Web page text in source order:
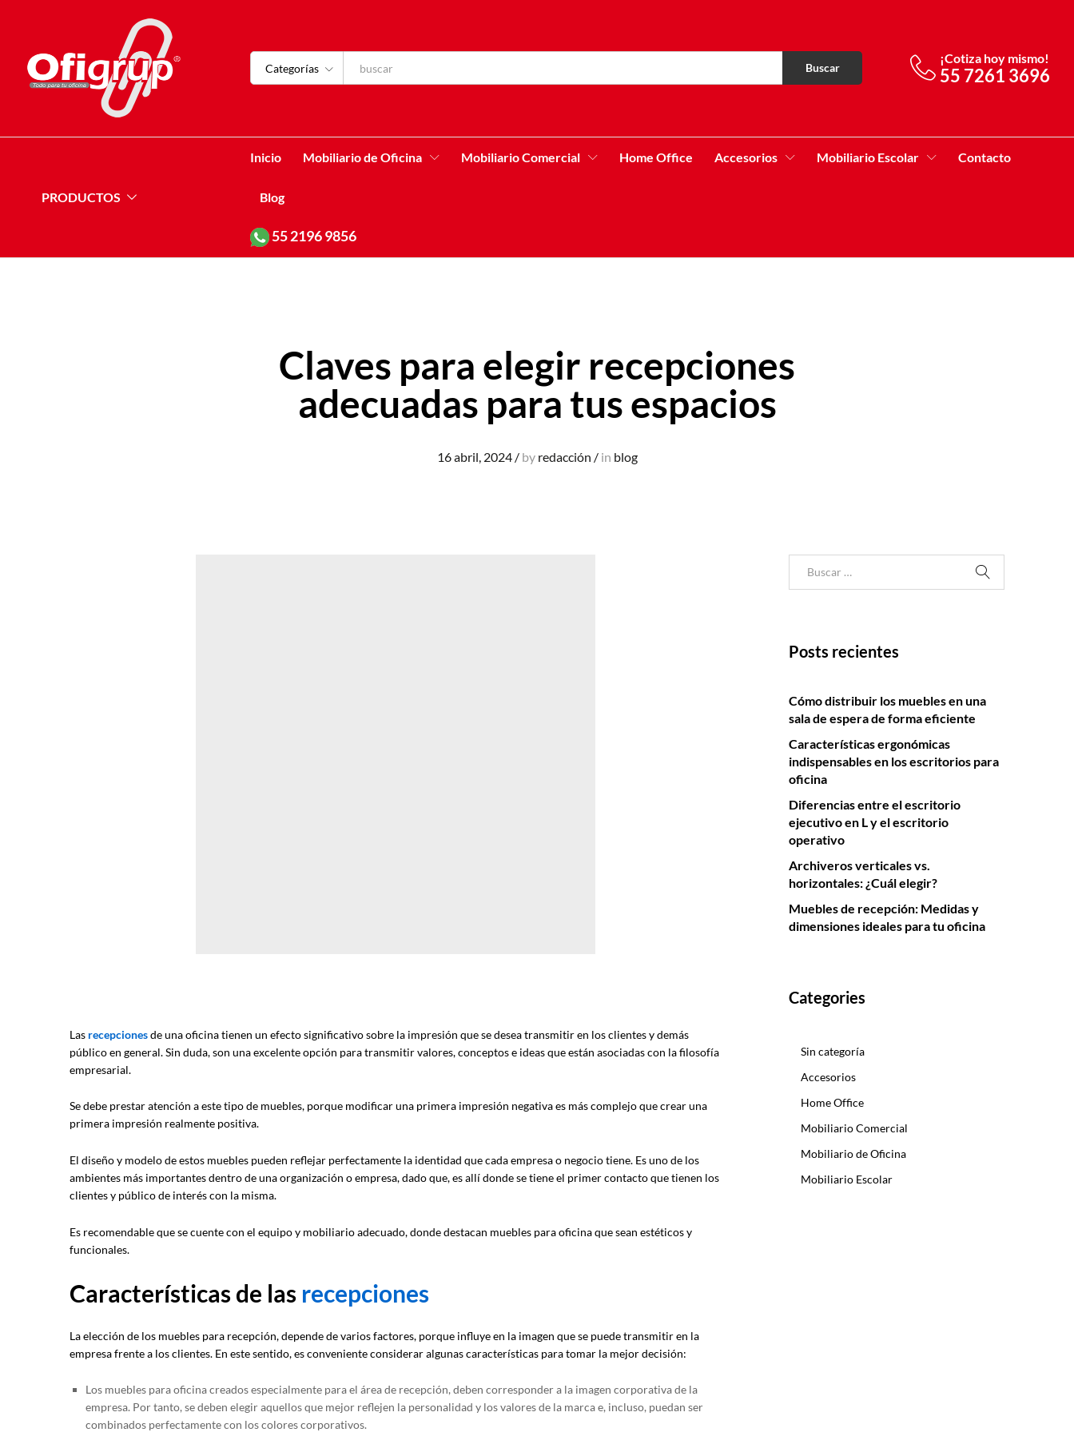
Categorías Buscar
¡Cotiza hoy mismo!
55 7261 3696
PRODUCTOS
Inicio Mobiliario de Oficina Mobiliario Comercial Home Office Accesorios Mobiliario Escolar Contacto
Blog
552196 9856
Claves para elegir recepciones
adecuadas para tus espacios
16 abril, 2024/by redacción /in blog
Las recepcionesde una oficina tienen un efecto significativo sobre la impresión que se desea transmitir en los clientes y demás
público en general. Sin duda, son una excelente opción para transmitir valores, conceptos e ideas que están asociadas con la filosofía
empresarial.
Se debe prestar atención a este tipo de muebles, porque modificar una primera impresión negativa es más complejo que crear una
primera impresión realmente positiva.
El diseño y modelo de estos muebles pueden reflejar perfectamente la identidad que cada empresa o negocio tiene. Es uno de los
ambientes más importantes dentro de una organización o empresa, dado que, es allí donde se tiene el primer contacto que tienen los
clientes y público de interés con la misma.
Es recomendable que se cuente con el equipo y mobiliario adecuado, donde destacan muebles para oficina que sean estéticos y
funcionales.
Características de las recepciones
La elección de los muebles para recepción, depende de varios factores, porque influye en la imagen que se puede transmitir en la
empresa frente a los clientes. En este sentido, es conveniente considerar algunas características para tomar la mejor decisión:
Los muebles para oficina creados especialmente para el área de recepción, deben corresponder a la imagen corporativa de la
empresa. Por tanto, se deben elegir aquellos que mejor reflejen la personalidad y los valores de la marca e, incluso, puedan ser
combinados perfectamente con los colores corporativos.
Posts recientes
Cómo distribuir los muebles en una
sala de espera de forma eficiente
Características ergonómicas
indispensables en los escritorios para
oficina
Diferencias entre el escritorio
ejecutivo en L y el escritorio
operativo
Archiveros verticales vs.
horizontales: ¿Cuál elegir?
Muebles de recepción: Medidas y
dimensiones ideales para tu oficina
Categories
Sin categoría
Accesorios
Home Office
Mobiliario Comercial
Mobiliario de Oficina
Mobiliario Escolar